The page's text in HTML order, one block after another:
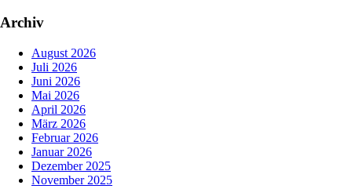
Archiv
August 2026
Juli 2026
Juni 2026
Mai 2026
April 2026
März 2026
Februar 2026
Januar 2026
Dezember 2025
November 2025